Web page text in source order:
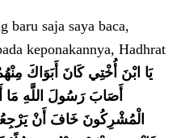
baru saja saya baca,
keponakannya, Hadhrat
يَا ابْنَ أُخْتِي كَانَ أَبَوَاكَ
أَصَابَ رَسُولَ اللَّهِ
الْمُشْرِكُونَ خَافَ أَنْ